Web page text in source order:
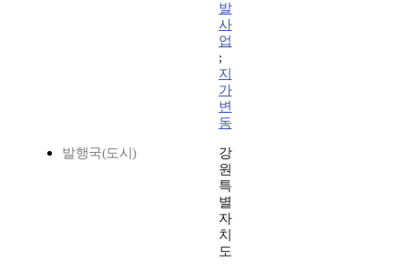
발
사
업
;
지
가
변
동
발행국(도시)
강
원
특
별
자
치
도